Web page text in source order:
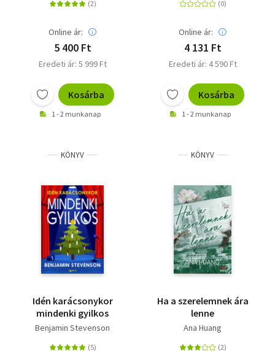
Online ár:
5 400 Ft
Eredeti ár: 5 999 Ft
Kosárba
1 - 2 munkanap
Online ár:
4 131 Ft
Eredeti ár: 4 590 Ft
Kosárba
1 - 2 munkanap
KÖNYV
Idén karácsonykor
mindenki gyilkos
Benjamin Stevenson
KÖNYV
Ha a szerelemnek ára
lenne
Ana Huang